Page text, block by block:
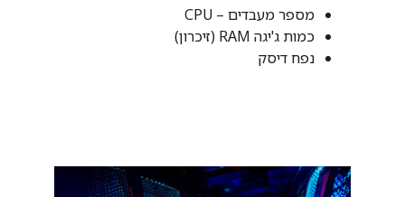
מספר מעבדים – CPU
כמות ג'יגה RAM (זיכרון)
נפח דיסק